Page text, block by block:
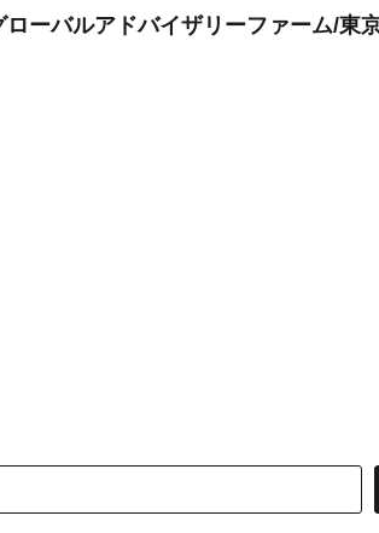
ーバルアドバイザリーファーム/東